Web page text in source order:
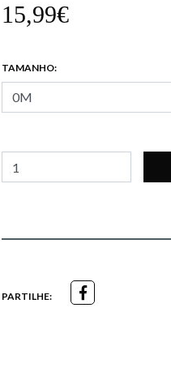
15,99€
TAMANHO:
PARTILHE: